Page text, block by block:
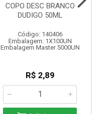
COPO DESC BRANCO
DUDIGO 50ML
Código: 140406
Embalagem: 1X100UN
Embalagem Master 5000UN
R$ 2,89